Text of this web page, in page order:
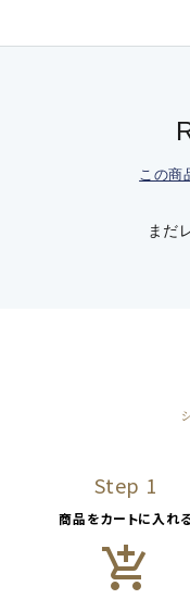
この商
まだ
Step 1
商品をカートに入れ
add_shopping_cart